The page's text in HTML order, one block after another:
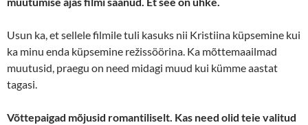
Usun ka, et sellele filmile tuli kasuks nii Kristiina küpsemine kui
ka minu enda küpsemine režissöörina. Ka mõttemaailmad
muutusid, praegu on need midagi muud kui kümme aastat
tagasi.
Võttepaigad mõjusid romantiliselt. Kas need olid teie valitud